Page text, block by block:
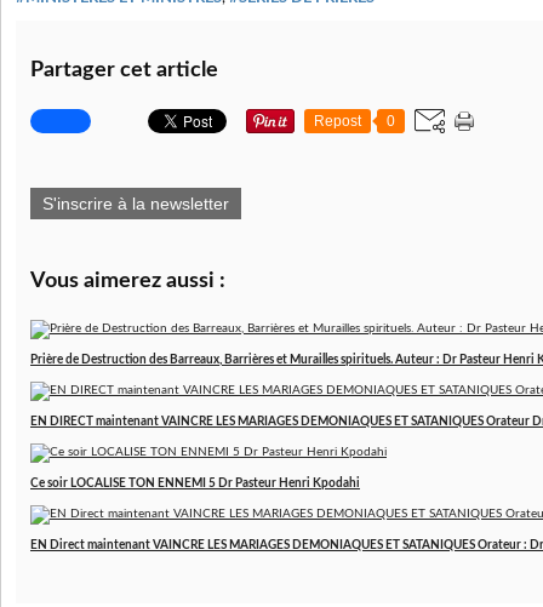
Partager cet article
Repost 0
S'inscrire à la newsletter
Vous aimerez aussi :
Prière de Destruction des Barreaux, Barrières et Murailles spirituels. Auteur : Dr Pasteur Henri
EN DIRECT maintenant VAINCRE LES MARIAGES DEMONIAQUES ET SATANIQUES Orateur
Ce soir LOCALISE TON ENNEMI 5 Dr Pasteur Henri Kpodahi
EN Direct maintenant VAINCRE LES MARIAGES DEMONIAQUES ET SATANIQUES Orateur :